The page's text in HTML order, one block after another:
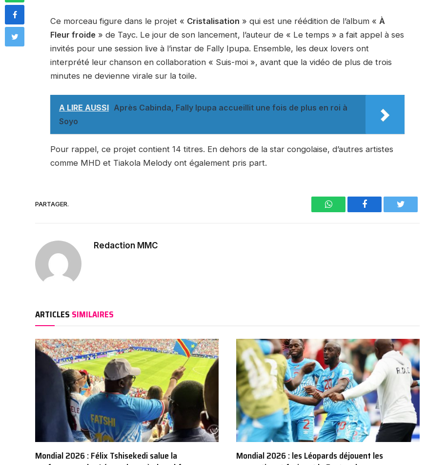
Ce morceau figure dans le projet « Cristalisation » qui est une réédition de l’album « À
Fleur froide » de Tayc. Le jour de son lancement, l’auteur de « Le temps » a fait appel à ses
invités pour une session live à l’instar de Fally Ipupa. Ensemble, les deux lovers ont
interprété leur chanson en collaboration « Suis-moi », avant que la vidéo de plus de trois
minutes ne devienne virale sur la toile.
A LIRE AUSSI Après Cabinda, Fally Ipupa accueillit une fois de plus en roi à
Soyo
Pour rappel, ce projet contient 14 titres. En dehors de la star congolaise, d’autres artistes
comme MHD et Tiakola Melody ont également pris part.
PARTAGER. WhatsAppFacebook Twitter
Redaction MMC
ARTICLES SIMILAIRES
Mondial 2026 : Félix Tshisekedi salue la
Mondial 2026 : les Léopards déjouent les